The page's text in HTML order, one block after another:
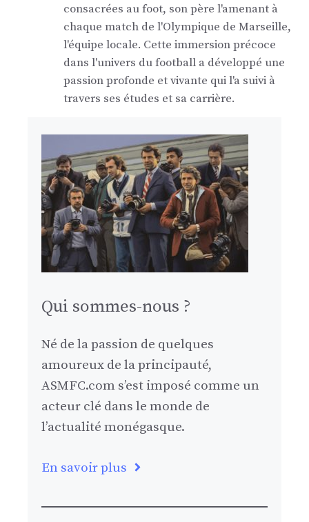
consacrées au foot, son père l'amenant à
chaque match de l'Olympique de Marseille,
l'équipe locale. Cette immersion précoce
dans l'univers du football a développé une
passion profonde et vivante qui l'a suivi à
travers ses études et sa carrière.
Qui sommes-nous ?
Né de la passion de quelques
amoureux de la principauté,
ASMFC.com s’est imposé comme un
acteur clé dans le monde de
l’actualité monégasque.
En savoir plus